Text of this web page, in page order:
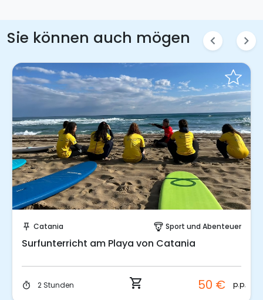
Sie können auch mögen chevron_left chevron_right
push_pin Catania paragliding Sport und Abenteuer
Surfunterricht am Playa von Catania
timer 2 Stunden shopping_cart 50 € p.p.